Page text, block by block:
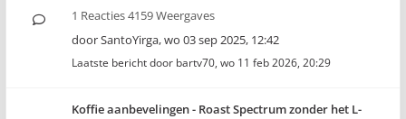
1 Reacties 4159 Weergaves
doorSantoYirga,wo 03 sep 2025, 12:42
Laatste bericht door bartv70, wo 11 feb 2026, 20:29
Koffie aanbevelingen - Roast Spectrum zonder het L-